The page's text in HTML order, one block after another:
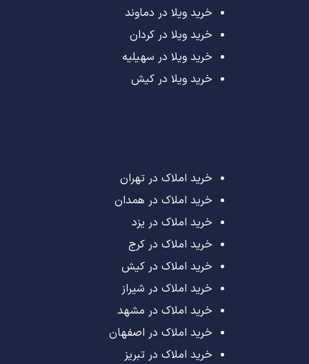
خرید ویلا در دماوند
خرید ویلا در کردان
خرید ویلا در سهیلیه
خرید ویلا در کیش
خرید املاک در تهران
خرید املاک در همدان
خرید املاک در یزد
خرید املاک در کرج
خرید املاک در کیش
خرید املاک در شیراز
خرید املاک در مشهد
خرید املاک در اصفهان
خرید املاک در تبریز